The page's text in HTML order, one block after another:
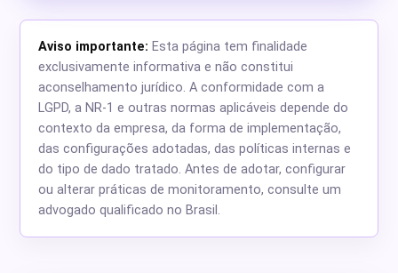
Aviso importante: Esta página tem finalidade
exclusivamente informativa e não constitui
aconselhamento jurídico. A conformidade com a
LGPD, a NR-1 e outras normas aplicáveis depende do
contexto da empresa, da forma de implementação,
das configurações adotadas, das políticas internas e
do tipo de dado tratado. Antes de adotar, configurar
ou alterar práticas de monitoramento, consulte um
advogado qualificado no Brasil.